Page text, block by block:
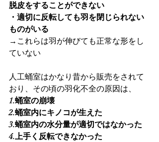
脱皮をすることができない
・適切に反転しても羽を閉じられない
ものがいる
→これらは羽が伸びても正常な形をし
ていない
人工蛹室はかなり昔から販売をされて
おり、その頃の羽化不全の原因は、
1.蛹室の崩壊
2.蛹室内にキノコが生えた
3.蛹室内の水分量が適切ではなかった
4.上手く反転できなかった